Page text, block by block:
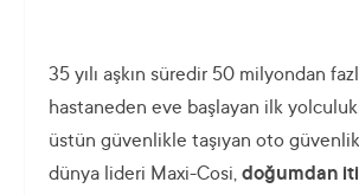
35 yılı aşkın süredir 50 milyondan
hastaneden eve başlayan ilk
üstün güvenlikle taşıyan oto
dünya lideri Maxi-Cosi, doğumdan